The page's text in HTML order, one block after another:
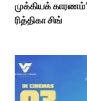
முக்கியக்
ரித்திகா சிங்